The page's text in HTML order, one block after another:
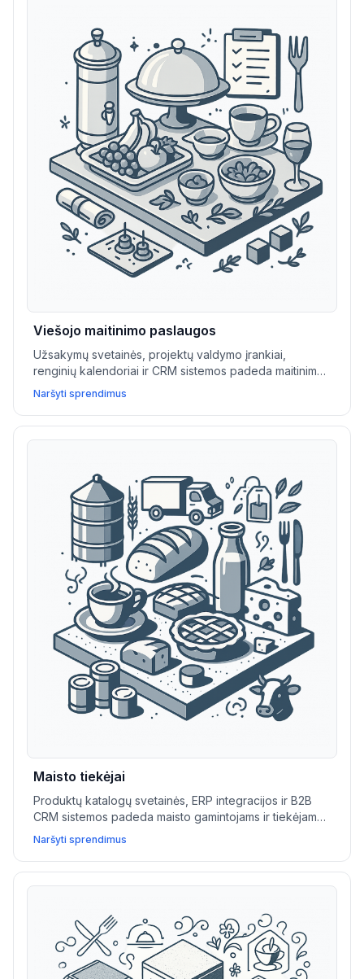
Viešojo maitinimo paslaugos
Užsakymų svetainės, projektų valdymo įrankiai,
renginių kalendoriai ir CRM sistemos padeda maitinimo
verslams supaprastinti klientų bendravimą, valdyti
projektus ir sudaryti daugiau sandorių.
Naršyti sprendimus
Maisto tiekėjai
Produktų katalogų svetainės, ERP integracijos ir B2B
CRM sistemos padeda maisto gamintojams ir tiekėjams
valdyti atsargas, administruoti kainų pasiūlymus ir
pasiekti platesnes rinkas efektyviai.
Naršyti sprendimus